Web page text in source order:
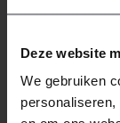
Deze website
We gebruiken